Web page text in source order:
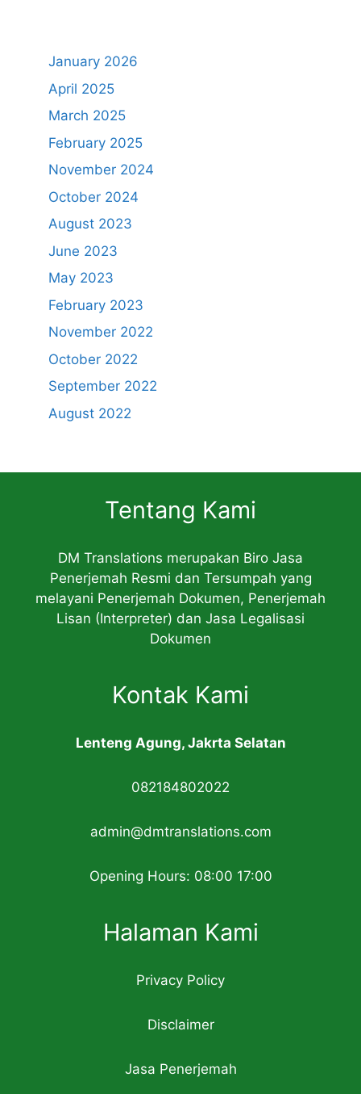
January 2026
April 2025
March 2025
February 2025
November 2024
October 2024
August 2023
June 2023
May 2023
February 2023
November 2022
October 2022
September 2022
August 2022
Tentang Kami
DM Translations merupakan Biro Jasa
Penerjemah Resmi dan Tersumpah yang
melayani Penerjemah Dokumen, Penerjemah
Lisan (Interpreter) dan Jasa Legalisasi
Dokumen
Kontak Kami
Lenteng Agung, Jakrta Selatan
082184802022
admin@dmtranslations.com
Opening Hours: 08:00 17:00
Halaman Kami
Privacy Policy
Disclaimer
Jasa Penerjemah